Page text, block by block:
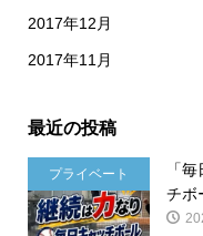
2017年12月
2017年11月
最近の投稿
プライベート
「
チボ